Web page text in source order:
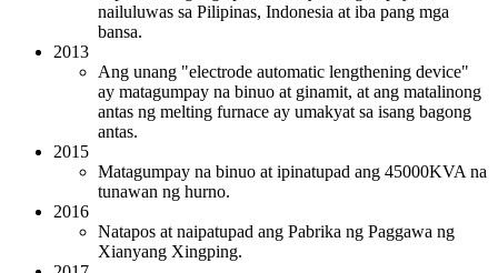
nailuluwas sa Pilipinas, Indonesia at iba pang mga
bansa.
2013
Ang unang "electrode automatic lengthening device"
ay matagumpay na binuo at ginamit, at ang matalinong
antas ng melting furnace ay umakyat sa isang bagong
antas.
2015
Matagumpay na binuo at ipinatupad ang 45000KVA na
tunawan ng hurno.
2016
Natapos at naipatupad ang Pabrika ng Paggawa ng
Xianyang Xingping.